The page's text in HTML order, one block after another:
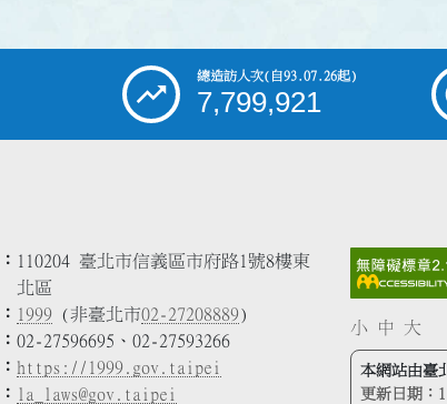
總造訪人次(自93.07.26起)
7,799,921
110204 臺北市信義區市府路1號8樓東
北區
1999 (非臺北市02-27208889)
02-27596695、02-27593266
https://1999.gov.taipei
la_laws@gov.taipei
小 中 大
本網站由臺
更新日期：